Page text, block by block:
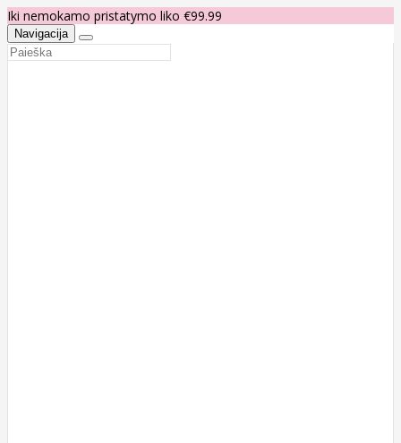
Iki nemokamo pristatymo liko €99.99
Navigacija